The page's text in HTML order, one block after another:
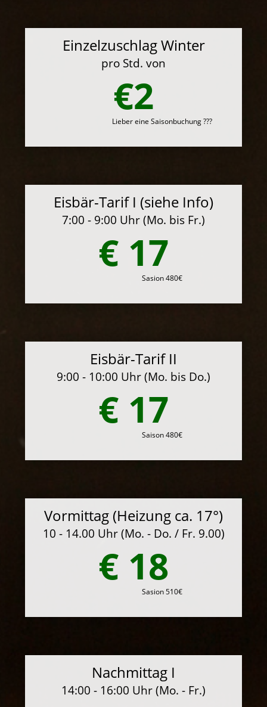
Einzelzuschlag Winter
pro Std. von
€2
Lieber eine Saisonbuchung ???
Eisbär-Tarif I (siehe Info)
7:00 - 9:00 Uhr (Mo. bis Fr.)
€ 17
Sasion 480€
Eisbär-Tarif II
9:00 - 10:00 Uhr (Mo. bis Do.)
€ 17
Saison 480€
Vormittag (Heizung ca. 17°)
10 - 14.00 Uhr (Mo. - Do. / Fr. 9.00)
€ 18
Sasion 510€
Nachmittag I
14:00 - 16:00 Uhr (Mo. - Fr.)